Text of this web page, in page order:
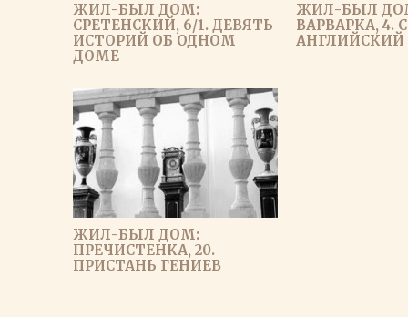
ЖИЛ-БЫЛ ДОМ:
СРЕТЕНСКИЙ, 6/1. ДЕВЯТЬ
ИСТОРИЙ ОБ ОДНОМ
ДОМЕ
ЖИЛ-БЫЛ
ВАРВАРКА, 4.
ЖИЛ-БЫЛ ДОМ:
ПРЕЧИСТЕНКА, 20.
ПРИСТАНЬ ГЕНИЕВ